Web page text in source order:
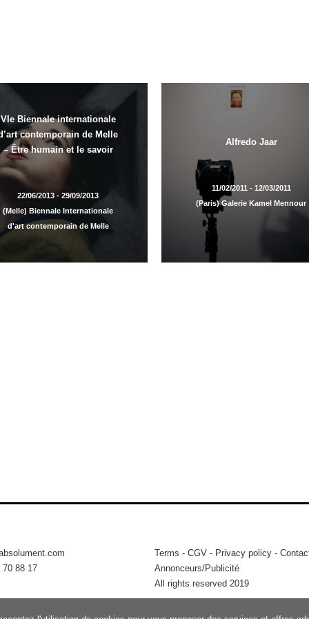
VIe Biennale internationale
contemporain de Melle
– Être humain et le savoir
22/06/2013 - 29/09/2013
(Melle) Biennale Internationale
d'art contemporain de Melle
Alfredo Jaar
11/02/2011 - 12/03/2011
(Paris) Galerie Kamel Mennour
70 88 17
Terms - CGV - Privacy policy -
Annonceurs/Publicité
All rights reserved 2019